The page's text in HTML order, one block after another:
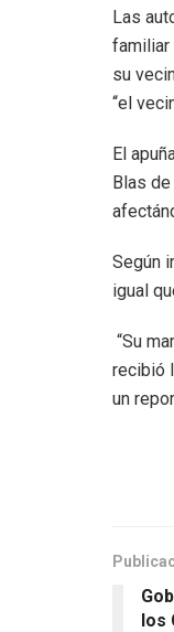
Las
familiar
su
“el
El
Blas
Según
igual
“Su
recibió
un
los